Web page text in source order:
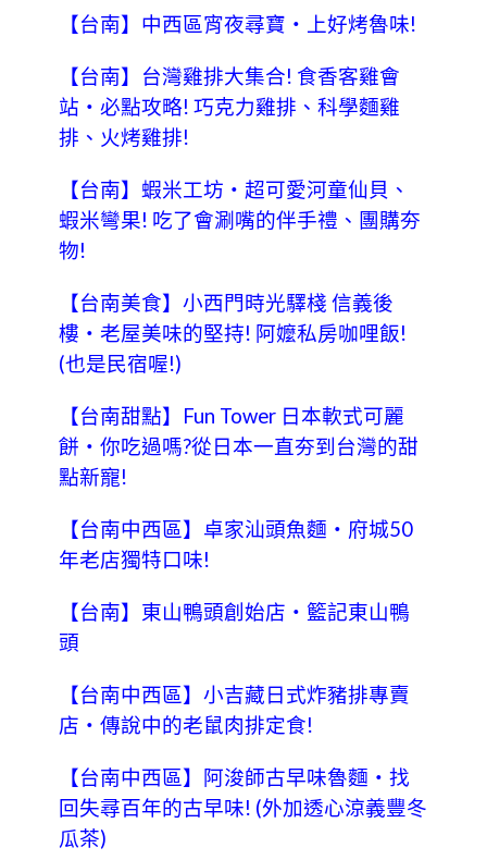
【台南】中西區宵夜尋寶‧上好烤魯味!
【台南】台灣雞排大集合! 食香客雞會
站‧必點攻略! 巧克力雞排、科學麵雞
排、火烤雞排!
【台南】蝦米工坊‧超可愛河童仙貝、
蝦米彎果! 吃了會涮嘴的伴手禮、團購夯
物!
【台南美食】小西門時光驛棧 信義後
樓‧老屋美味的堅持! 阿嬤私房咖哩飯!
(也是民宿喔!)
【台南甜點】Fun Tower 日本軟式可麗
餅‧你吃過嗎?從日本一直夯到台灣的甜
點新寵!
【台南中西區】卓家汕頭魚麵‧府城50
年老店獨特口味!
【台南】東山鴨頭創始店‧籃記東山鴨
頭
【台南中西區】小吉藏日式炸豬排專賣
店‧傳說中的老鼠肉排定食!
【台南中西區】阿浚師古早味魯麵‧找
回失尋百年的古早味! (外加透心涼義豐冬
瓜茶)